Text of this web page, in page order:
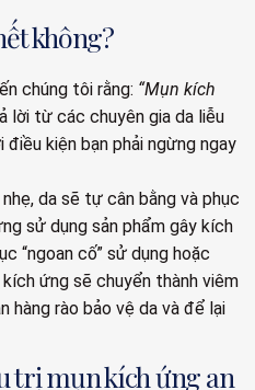
không?
chúng tôi rằng: “Mụn kích
lời từ các chuyên gia da liễu
điều kiện bạn phải ngừng ngay
da sẽ tự cân bằng và phục
sử dụng sản phẩm gây kích
“ngoan cố” sử dụng hoặc
ứng sẽ chuyển thành viêm
hàng rào bảo vệ da và để lại
trị mụn kích ứng an